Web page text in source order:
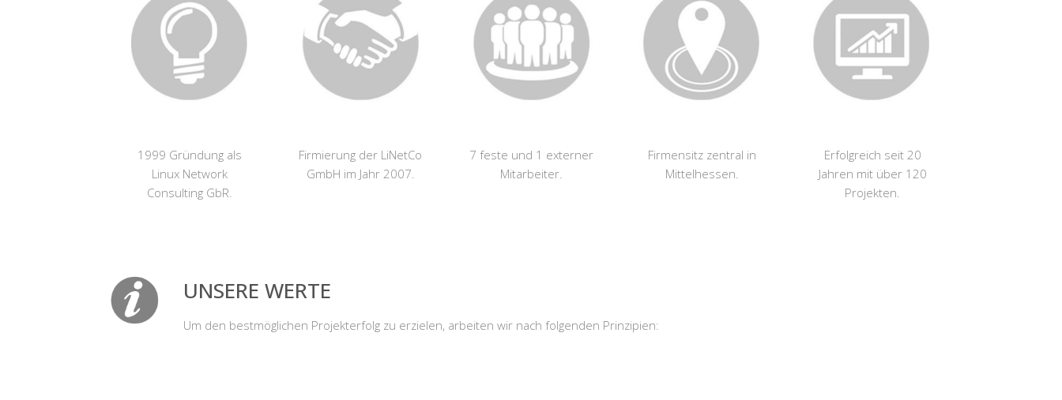
1999 Gründung als
Linux Network
Consulting GbR.
Firmierung der LiNetCo
GmbH im Jahr 2007.
7 feste und 1 externer
Mitarbeiter.
Firmensitz zentral in
Mittelhessen.
Erfolgreich seit 20
Jahren mit über 120
Projekten.
UNSERE WERTE
Um den bestmöglichen Projekterfolg zu erzielen, arbeiten wir nach folgenden Prinzipien: